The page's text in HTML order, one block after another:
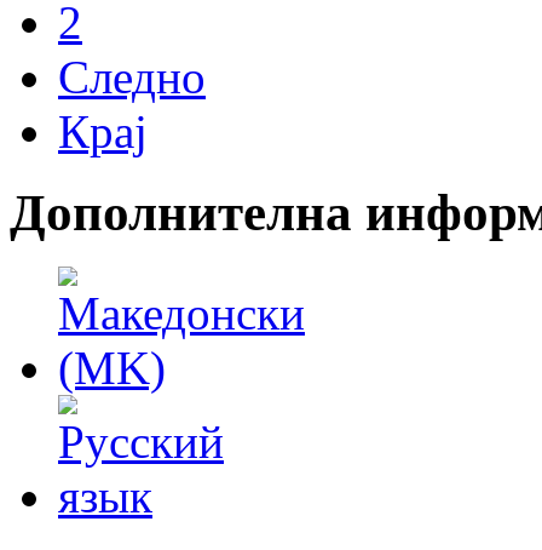
2
Следно
Крај
Дополнителна